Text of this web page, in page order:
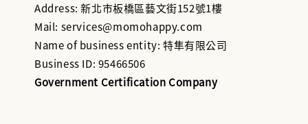
Address: 新北市板橋區藝文街152號1樓
Mail: services@momohappy.com
Name of business entity: 特隼有限公司
Business ID: 95466506
Government Certification Company